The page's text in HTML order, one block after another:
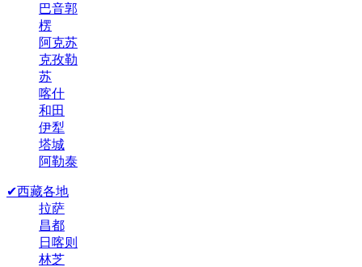
巴音郭
楞
阿克苏
克孜勒
苏
喀什
和田
伊犁
塔城
阿勒泰
✔西藏各地
拉萨
昌都
日喀则
林芝